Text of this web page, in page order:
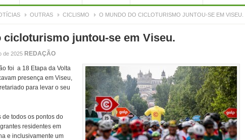
OUTRAS CICLISMO O MUNDO DO CICLOTURISMO JUNTOU-SE EM VISEU.
cicloturismo juntou-se em Viseu.
de 2025 REDAÇÃO
foi a 18 Etapa da Volta
presença em Viseu,
para levar o seu
de todos os pontos do
residentes em
e inclusivamente um